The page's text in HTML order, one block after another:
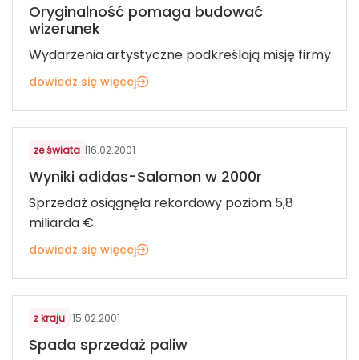
Oryginalność pomaga budować
wizerunek
Wydarzenia artystyczne podkreślają misję firmy
dowiedz się więcej
ze świata |16.02.2001
Wyniki adidas-Salomon w 2000r
Sprzedaż osiągnęła rekordowy poziom 5,8
miliarda €.
dowiedz się więcej
z kraju |15.02.2001
Spada sprzedaż paliw